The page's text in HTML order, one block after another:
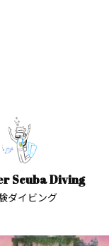
Scuba Diving
ダイビング